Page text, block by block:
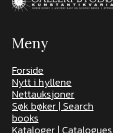
Meny
Forside
Nytt i hyllene
Nettauksjoner
Søk bøker | Search
books
Kataloger | Catalogues